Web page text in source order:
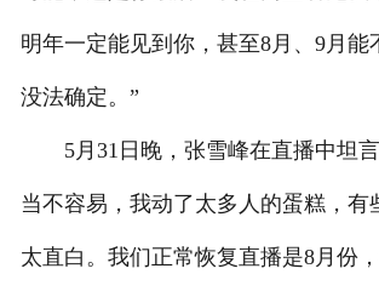
明年一定能见到你，甚至8月、9月能
没法确定。”
5月31日晚，张雪峰在直播中坦言
当不容易，我动了太多人的蛋糕，有
太直白。我们正常恢复直播是8月份